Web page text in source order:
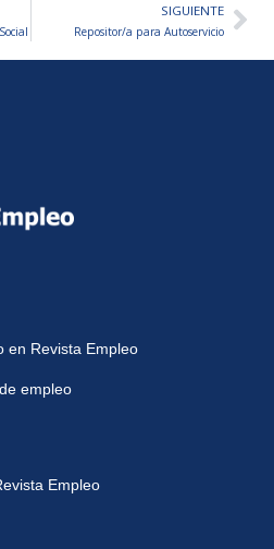
SIGUIENTE
Repositor/a para Autoservicio
en Revista Empleo
empleo
Empleo